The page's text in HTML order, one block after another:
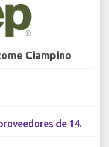
Ciampino
de 14.